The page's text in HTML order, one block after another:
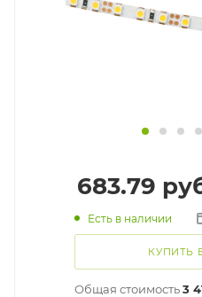
683.79
Есть в наличии
КУПИТЬ
Общая стоимость3